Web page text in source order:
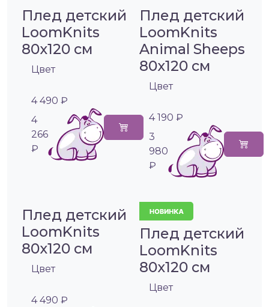
Плед детский
LoomKnits
80х120 см
Цвет
4 490 ₽
4
266
₽
Плед детский
LoomKnits
Animal Sheeps
80х120 см
Цвет
4 190 ₽
3
980
₽
Плед детский
LoomKnits
80х120 см
Цвет
4 490 ₽
Плед детский
LoomKnits
80х120 см
Цвет